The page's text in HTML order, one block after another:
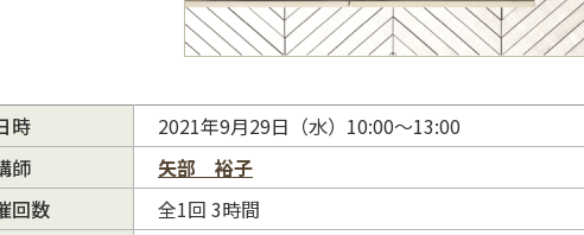
時
2021年9月29日（水）10:00～13:00
師
矢部 裕子
回数
全1回 3時間